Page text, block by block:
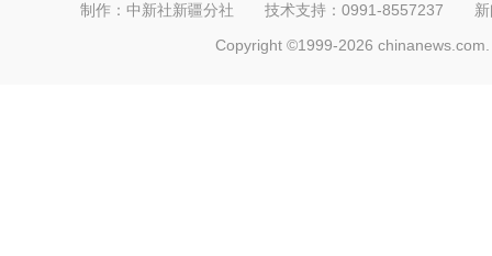
制作：中新社新疆分社 技术支持：0991-8557237
Copyright ©1999-2026